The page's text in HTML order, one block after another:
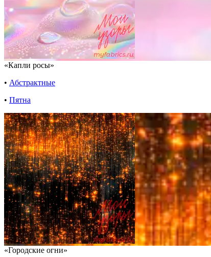
«Капли росы»
• Абстрактные
• Пятна
«Городские огни»